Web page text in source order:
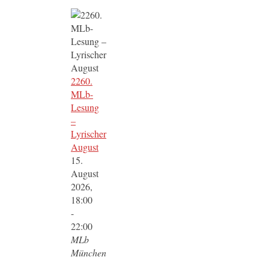
2260.
MLb-
Lesung
–
Lyrischer
August
15.
August
2026,
18:00
-
22:00
MLb
München